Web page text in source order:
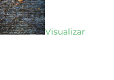
Visualizar